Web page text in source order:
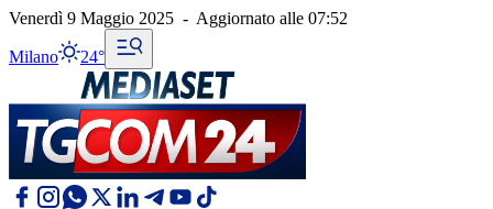
Venerdì 9 Maggio 2025 - Aggiornato alle 07:52
Milano 24°